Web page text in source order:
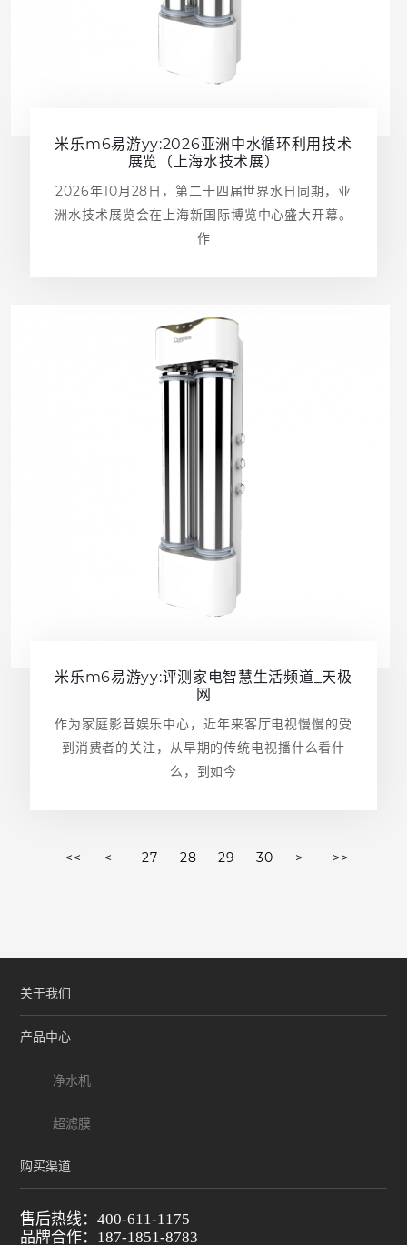
米乐m6易游yy:2026亚洲中水循环利用技术
展览（上海水技术展）
2026年10月28日，第二十四届世界水日同期，亚
洲水技术展览会在上海新国际博览中心盛大开幕。
作
米乐m6易游yy:评测家电智慧生活频道_天极
网
作为家庭影音娱乐中心，近年来客厅电视慢慢的受
到消费者的关注，从早期的传统电视播什么看什
么，到如今
<< < 27 28 29 30 > >>
关于我们
产品中心
净水机
超滤膜
购买渠道
售后热线：400-611-1175
品牌合作：187-1851-8783